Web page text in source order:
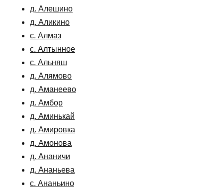
д. Алешино
д. Аликино
с. Алмаз
с. Алтынное
с. Альняш
д. Алямово
д. Аманеево
д. Амбор
д. Аминькай
д. Амировка
д. Амонова
д. Ананичи
д. Ананьева
с. Ананьино